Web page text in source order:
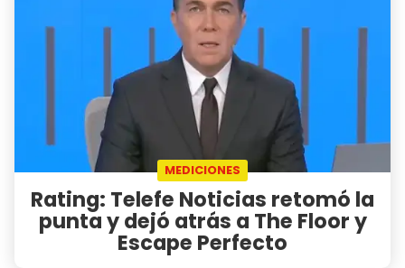
MEDICIONES
Rating: Telefe Noticias retomó la
punta y dejó atrás a The Floor y
Escape Perfecto